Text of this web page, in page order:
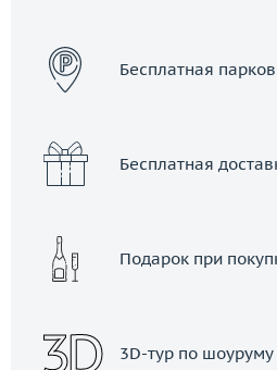
Бесплатная
Бесплатная
Подарок при
3D-тур по шоуруму